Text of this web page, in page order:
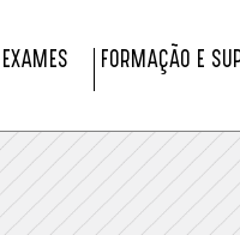
FORMAÇÃO E